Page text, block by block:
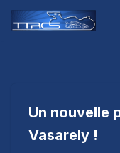
Un nouvelle
Vasarely !